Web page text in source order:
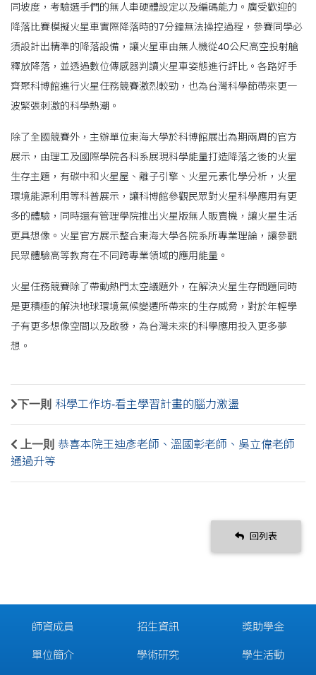
同坡度，考驗選手們的無人車硬體設定以及編碼能力。廣受歡迎的
降落比賽模擬火星車實際降落時的7分鐘無法操控過程，參賽同學必
須設計出精準的降落設備，讓火星車由無人機從40公尺高空投射艙
釋放降落，並透過數位傳感器判讀火星車姿態進行評比。各路好手
齊聚科博館進行火星任務競賽激烈較勁，也為台灣科學節帶來更一
波緊張刺激的科學熱潮。
除了全國競賽外，主辦單位東海大學於科博館展出為期兩周的官方
展示，由理工及國際學院各科系展現科學能量打造降落之後的火星
生存主題，有碳中和火星屋、離子引擎、火星元素化學分析，火星
環境能源利用等科普展示，讓科博館參觀民眾對火星科學應用有更
多的體驗，同時還有管理學院推出火星版無人販賣機，讓火星生活
更具想像。火星官方展示整合東海大學各院系所專業理論，讓參觀
民眾體驗高等教育在不同跨專業領域的應用能量。
火星任務競賽除了帶動熱門太空議題外，在解決火星生存問題同時
是更積極的解決地球環境氣候變遷所帶來的生存威脅，對於年輕學
子有更多想像空間以及啟發，為台灣未來的科學應用投入更多夢
想。
下一則 科學工作坊-看主學習計畫的腦力激盪
上一則 恭喜本院王迪彥老師、溫國彰老師、吳立偉老師
通過升等
回列表
師資成員
單位簡介
招生資訊
學術研究
獎助學金
學生活動